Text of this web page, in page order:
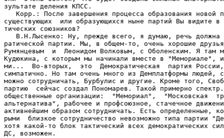
зультате деления КПСС.
Корр.: После завершения процесса образования новой
существующих  или образующихся ныне партий Вы видите
тических союзников?
В.Н.Лысенко: Ну, прежде всего, я думаю, речь должна
ратической партии. Мы, в общем-то, очень хорошие
Румянцевым  и  Леонидом Волковым, с Оболенским. Я там
Кудюкина, с которым мы начинали вместе в
ми...  Во-вторых,  это  Демократическая  партия
симпатично. Но там очень много из Демплатформы
можно сотрудничать, Бурбулис и другие. Кроме того,
партию  сейчас создал Пономарев. Такой примерно
общественные организации:  "Мемориал",  "Московская
альтернатива", рабочее и профсоюзное, стачечное
активнейшим образом сотрудничать. Есть определенные,
рыми  близкое сотрудничество невозможно типа партии
хотя какой-то блок тактический всех демократических
ДС, возможен.